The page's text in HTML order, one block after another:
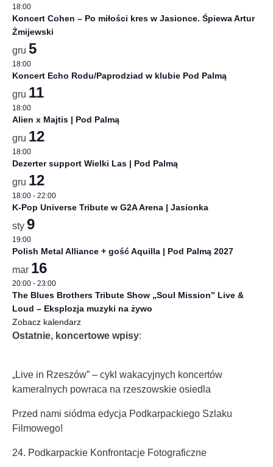
18:00
Koncert Cohen – Po miłości kres w Jasionce. Śpiewa Artur
Żmijewski
gru 5
18:00
Koncert Echo Rodu/Paprodziad w klubie Pod Palmą
gru 11
18:00
Alien x Majtis | Pod Palmą
gru 12
18:00
Dezerter support Wielki Las | Pod Palmą
gru 12
18:00 - 22:00
K-Pop Universe Tribute w G2A Arena | Jasionka
sty 9
19:00
Polish Metal Alliance + gość Aquilla | Pod Palmą 2027
mar 16
20:00 - 23:00
The Blues Brothers Tribute Show „Soul Mission” Live &
Loud – Eksplozja muzyki na żywo
Zobacz kalendarz
Ostatnie, koncertowe wpisy:
„Live in Rzeszów” – cykl wakacyjnych koncertów
kameralnych powraca na rzeszowskie osiedla
Przed nami siódma edycja Podkarpackiego Szlaku
Filmowego!
24. Podkarpackie Konfrontacje Fotograficzne